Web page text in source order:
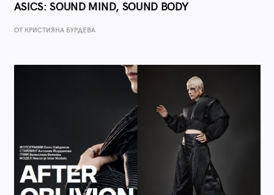
ASICS: SOUND MIND, SOUND BODY
ОТ КРИСТИЯНА БУРДЕВА